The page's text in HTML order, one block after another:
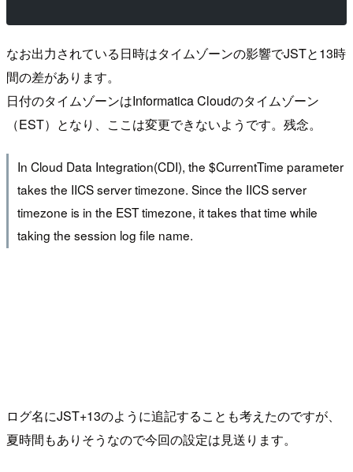
なお出力されている日時はタイムゾーンの影響でJSTと13時
間の差があります。
日付のタイムゾーンはInformatica Cloudのタイムゾーン
（EST）となり、ここは変更できないようです。残念。
In Cloud Data Integration(CDI), the $CurrentTime parameter
takes the IICS server timezone. Since the IICS server
timezone is in the EST timezone, it takes that time while
taking the session log file name.
ログ名にJST+13のように追記することも考えたのですが、
夏時間もありそうなので今回の設定は見送ります。